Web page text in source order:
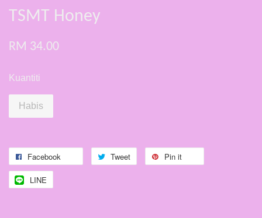
TSMT Honey
RM 34.00
Kuantiti
Habis
Facebook Tweet Pin it
LINE